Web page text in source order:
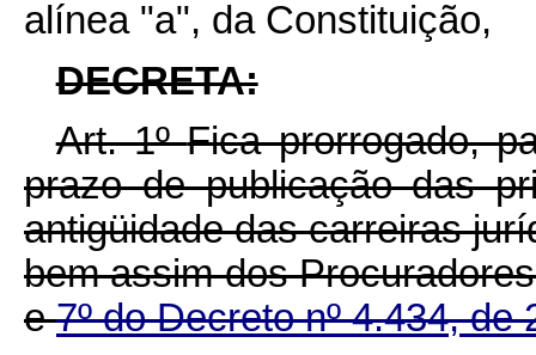
alínea "a", da Constituição,
DECRETA:
Art. 1ºFica prorrogado,
prazo de publicação das
antigüidade das carreiras
bem assim dos
e7º do Decreto nº 4.434,